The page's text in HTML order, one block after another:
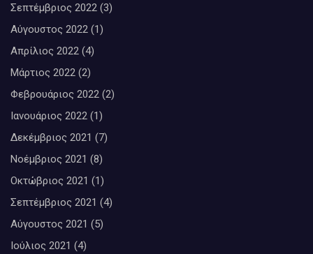
Σεπτέμβριος 2022 (3)
Αύγουστος 2022 (1)
Απρίλιος 2022 (4)
Μάρτιος 2022 (2)
Φεβρουάριος 2022 (2)
Ιανουάριος 2022 (1)
Δεκέμβριος 2021 (7)
Νοέμβριος 2021 (8)
Οκτώβριος 2021 (1)
Σεπτέμβριος 2021 (4)
Αύγουστος 2021 (5)
Ιούλιος 2021 (4)